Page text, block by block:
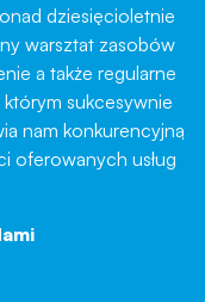
dziesięcioletnie
warsztat zasobów
a także regularne
sukcesywnie
nam konkurencyjną
oferowanych usług